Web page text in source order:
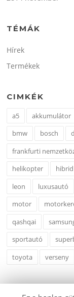
TÉMÁK
Hírek
Termékek
CIMKÉK
a5 akkumulátor
bmw
bosch
frankfurti
helikopter
hibrid
leon
luxusautó
motor
qashqai
sportautó
toyota
verseny